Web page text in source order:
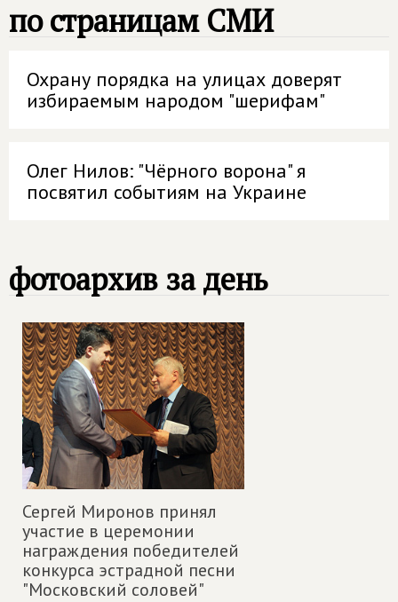
по страницам СМИ
Охрану порядка на улицах доверят
избираемым народом "шерифам"
Олег Нилов: "Чёрного ворона" я
посвятил событиям на Украине
фотоархив за день
Сергей Миронов принял
участие в церемонии
награждения победителей
конкурса эстрадной песни
"Московский соловей"